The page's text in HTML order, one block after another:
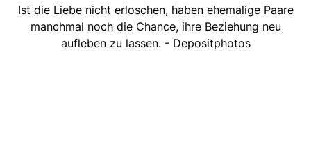
Ist die Liebe nicht erloschen, haben ehemalige Paare
manchmal noch die Chance, ihre Beziehung neu
aufleben zu lassen. - Depositphotos